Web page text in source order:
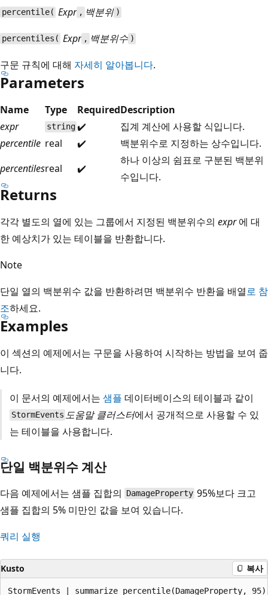
percentile( Expr , 백분위 )
percentiles( Expr , 백분위수 )
구문 규칙에 대해 자세히 알아봅니다.
Parameters
Name Type RequiredDescription
expr
string ✔️
집계 계산에 사용할 식입니다.
percentile real ✔️
백분위수로 지정하는 상수입니다.
percentilesreal ✔️
하나 이상의 쉼표로 구분된 백분위
수입니다.
Returns
각각 별도의 열에 있는 그룹에서 지정된 백분위수의 expr에 대
한 예상치가 있는 테이블을 반환합니다.
Note
단일 열의 백분위수 값을 반환하려면 백분위수 반환을 배열로 참
조하세요.
Examples
이 섹션의 예제에서는 구문을 사용하여 시작하는 방법을 보여 줍
니다.
이 문서의 예제에서는 샘플 데이터베이스의 테이블과 같이
StormEvents 도움말 클러스터에서 공개적으로 사용할 수 있
는 테이블을 사용합니다.
단일 백분위수 계산
다음 예제에서는 샘플 집합의 DamageProperty 95%보다 크고
샘플 집합의 5% 미만인 값을 보여 있습니다.
쿼리 실행
Kusto 복사